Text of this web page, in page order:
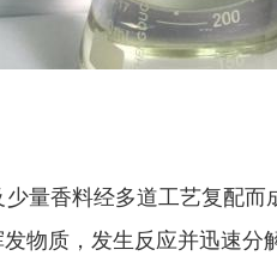
量香料经多道工艺复配
物质，发生反应并迅速分